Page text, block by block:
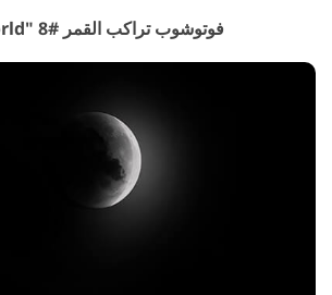
فوتوشوب تراكب القمر #8 "Unexplored World"